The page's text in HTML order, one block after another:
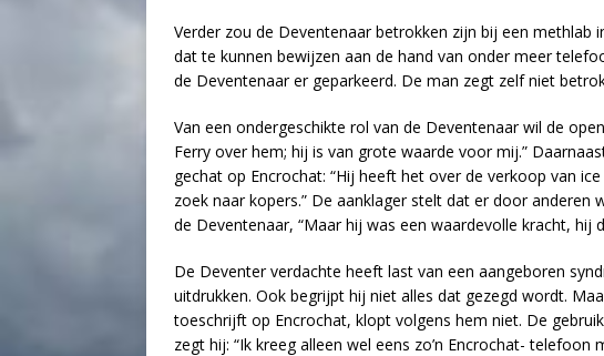
Verder zou de Deventenaar betrokken zijn bij een methlab
dat te kunnen bewijzen aan de hand van onder meer
de Deventenaar er geparkeerd. De man zegt zelf niet
Van een ondergeschikte rol van de Deventenaar wil de
Ferry over hem; hij is van grote waarde voor mij.”
gechat op Encrochat: “Hij heeft het over de verkoop van
zoek naar kopers.” De aanklager stelt dat er door
de Deventenaar, “Maar hij was een waardevolle kracht, hij
De Deventer verdachte heeft last van een aangeboren
uitdrukken. Ook begrijpt hij niet alles dat gezegd wordt.
toeschrijft op Encrochat, klopt volgens hem niet. De
zegt hij: “Ik kreeg alleen wel eens zo’n Encrochat-